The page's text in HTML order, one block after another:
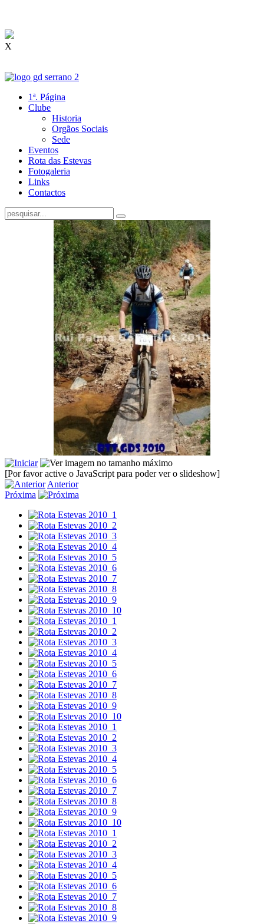
X
1ª. Página
Clube
Historia
Orgãos Sociais
Sede
Eventos
Rota das Estevas
Fotogaleria
Links
Contactos
[Por favor active o JavaScript para poder ver o slideshow]
Anterior
Próxima